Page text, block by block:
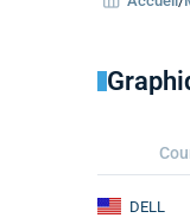
DELL